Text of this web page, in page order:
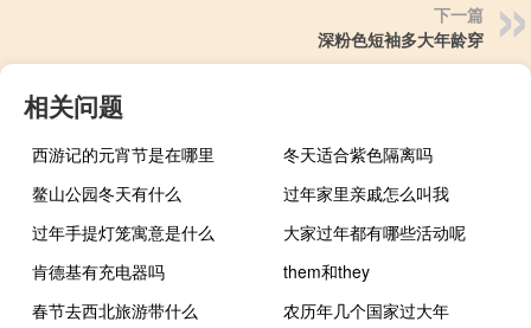
下一篇
深粉色短袖多大年龄穿
相关问题
西游记的元宵节是在哪里
冬天适合紫色隔离吗
鳌山公园冬天有什么
过年家里亲戚怎么叫我
过年手提灯笼寓意是什么
大家过年都有哪些活动呢
肯德基有充电器吗
them和they
春节去西北旅游带什么
农历年几个国家过大年